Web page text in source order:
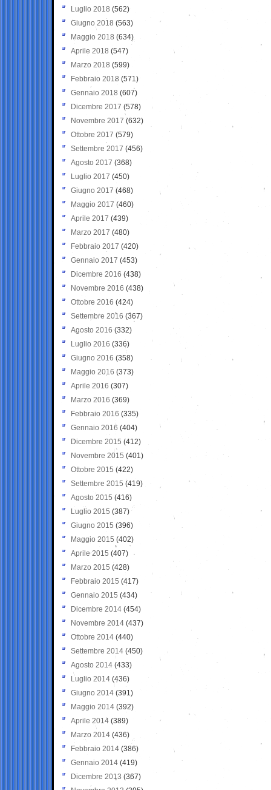
Luglio 2018 (562)
Giugno 2018 (563)
Maggio 2018 (634)
Aprile 2018 (547)
Marzo 2018 (599)
Febbraio 2018 (571)
Gennaio 2018 (607)
Dicembre 2017 (578)
Novembre 2017 (632)
Ottobre 2017 (579)
Settembre 2017 (456)
Agosto 2017 (368)
Luglio 2017 (450)
Giugno 2017 (468)
Maggio 2017 (460)
Aprile 2017 (439)
Marzo 2017 (480)
Febbraio 2017 (420)
Gennaio 2017 (453)
Dicembre 2016 (438)
Novembre 2016 (438)
Ottobre 2016 (424)
Settembre 2016 (367)
Agosto 2016 (332)
Luglio 2016 (336)
Giugno 2016 (358)
Maggio 2016 (373)
Aprile 2016 (307)
Marzo 2016 (369)
Febbraio 2016 (335)
Gennaio 2016 (404)
Dicembre 2015 (412)
Novembre 2015 (401)
Ottobre 2015 (422)
Settembre 2015 (419)
Agosto 2015 (416)
Luglio 2015 (387)
Giugno 2015 (396)
Maggio 2015 (402)
Aprile 2015 (407)
Marzo 2015 (428)
Febbraio 2015 (417)
Gennaio 2015 (434)
Dicembre 2014 (454)
Novembre 2014 (437)
Ottobre 2014 (440)
Settembre 2014 (450)
Agosto 2014 (433)
Luglio 2014 (436)
Giugno 2014 (391)
Maggio 2014 (392)
Aprile 2014 (389)
Marzo 2014 (436)
Febbraio 2014 (386)
Gennaio 2014 (419)
Dicembre 2013 (367)